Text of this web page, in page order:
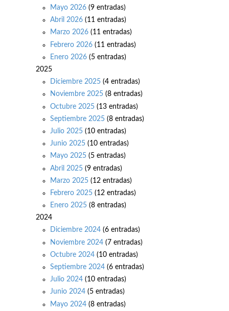
Mayo 2026 (9 entradas)
Abril 2026 (11 entradas)
Marzo 2026 (11 entradas)
Febrero 2026 (11 entradas)
Enero 2026 (5 entradas)
2025
Diciembre 2025 (4 entradas)
Noviembre 2025 (8 entradas)
Octubre 2025 (13 entradas)
Septiembre 2025 (8 entradas)
Julio 2025 (10 entradas)
Junio 2025 (10 entradas)
Mayo 2025 (5 entradas)
Abril 2025 (9 entradas)
Marzo 2025 (12 entradas)
Febrero 2025 (12 entradas)
Enero 2025 (8 entradas)
2024
Diciembre 2024 (6 entradas)
Noviembre 2024 (7 entradas)
Octubre 2024 (10 entradas)
Septiembre 2024 (6 entradas)
Julio 2024 (10 entradas)
Junio 2024 (5 entradas)
Mayo 2024 (8 entradas)